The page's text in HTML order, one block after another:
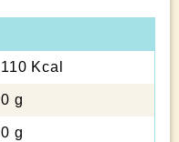
110 Kcal
0 g
0 g